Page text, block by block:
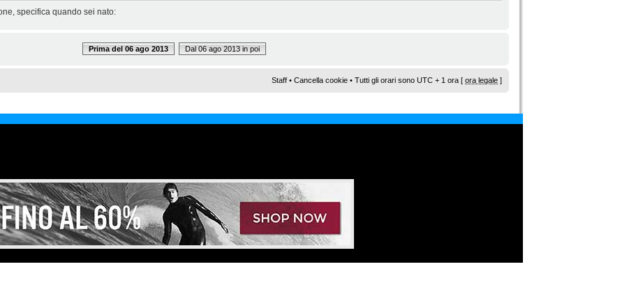
specifica quando sei nato:
Prima del 06 ago 2013 Dal 06 ago 2013 in poi
Staff • Cancella cookie • Tutti gli orari sono UTC + 1 ora [ ora legale ]